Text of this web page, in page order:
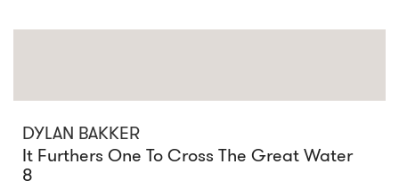
DYLAN BAKKER
It Furthers One To Cross The Great Water
8